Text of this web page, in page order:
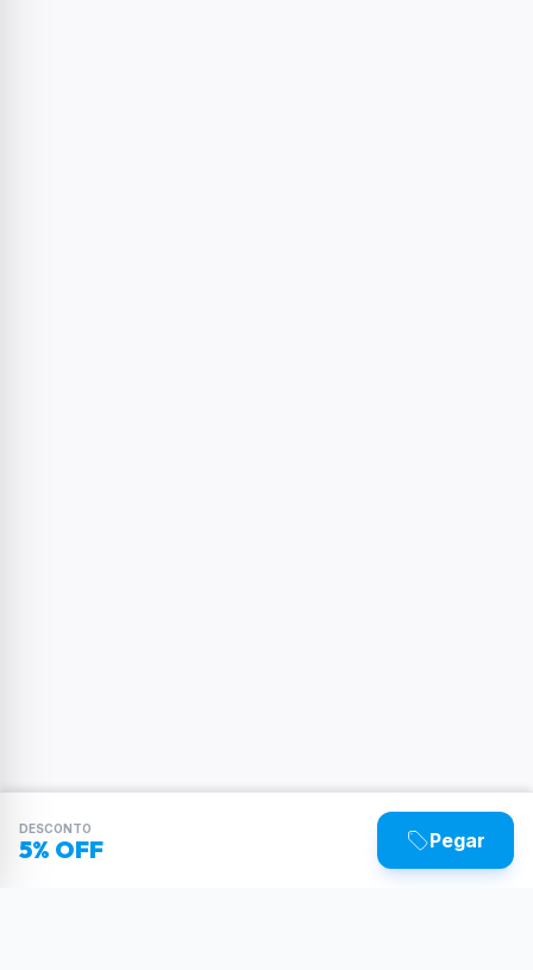
DESCONTO
5% OFF Pegar